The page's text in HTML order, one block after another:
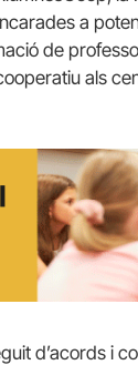
a
de
als
d’acords i